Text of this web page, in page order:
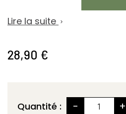
Lire la suite 
28,90 €
Quantité : - +